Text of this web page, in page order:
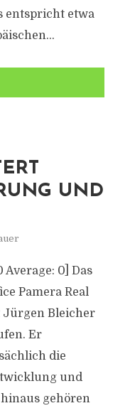
entspricht etwa
UND
0] Das
Pamera Real
Jürgen Bleicher
Er
die
und
gehören